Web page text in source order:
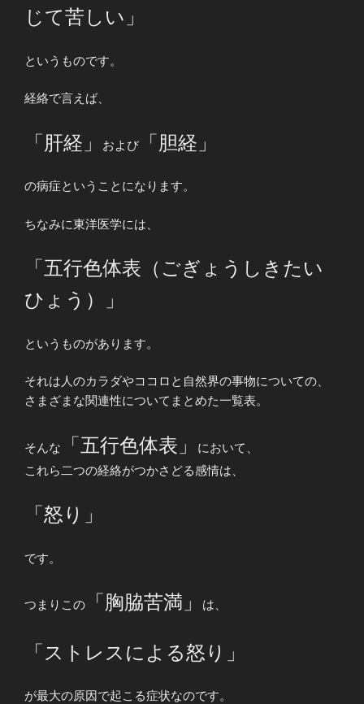
じて苦しい」
というものです。
経絡で言えば、
「肝経」 および 「胆経」
の病症ということになります。
ちなみに東洋医学には、
「五行色体表（ごぎょうしきたい
ひょう）」
というものがあります。
それは人のカラダやココロと自然界の事物についての、
さまざまな関連性についてまとめた一覧表。
そんな 「五行色体表」
において、
これら二つの経絡がつかさどる感情は、
「怒り」
です。
つまりこの 「胸脇苦満」 は、
「ストレスによる怒り」
が最大の原因で起こる症状なのです。